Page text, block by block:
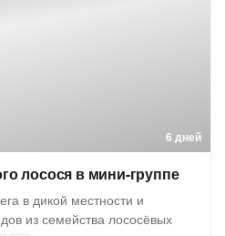
6 дней
лосося в мини-группе
в дикой местности и
из семейства лососёвых